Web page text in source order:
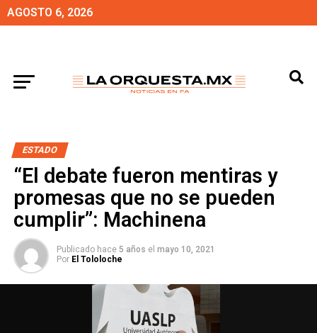
AGOSTO 6, 2026
ESTADO
“El debate fueron mentiras y
promesas que no se pueden
cumplir”: Machinena
Publicado hace 5 años el mayo 10, 2021
Por El Tololoche